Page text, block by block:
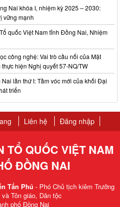
Nai khóa I, nhiệm kỳ 2025 – 2030:
vững mạnh
quốc Việt Nam tỉnh Đồng Nai, Nhiệm
công nghệ: Vai trò cầu nối của Mặt
hiện Nghị quyết 57-NQ/TW
lần thứ I: Tầm vóc mới của khối Đại
triển
Liên hệ Đăng nhập
TỔ QUỐC VIỆT NAM
ĐỒNG NAI
Tấn Phú - Phó Chủ tịch kiêm Trưởng
Tôn giáo, Dân tộc
phố Đồng Nai